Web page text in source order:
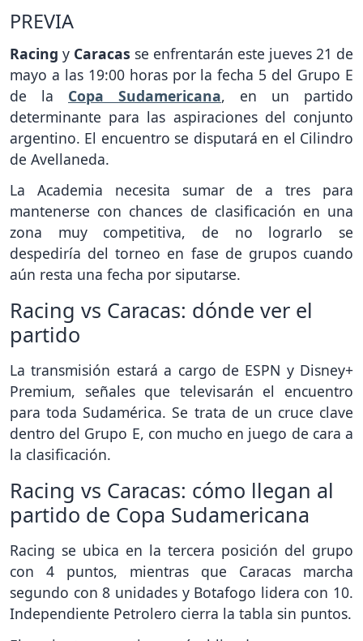
PREVIA
Racing y Caracas se enfrentarán este jueves 21 de
mayo a las 19:00 horas por la fecha 5 del Grupo E
de la Copa Sudamericana, en un partido
determinante para las aspiraciones del conjunto
argentino. El encuentro se disputará en el Cilindro
de Avellaneda.
La Academia necesita sumar de a tres para
mantenerse con chances de clasificación en una
zona muy competitiva, de no lograrlo se
despediría del torneo en fase de grupos cuando
aún resta una fecha por siputarse.
Racing vs Caracas: dónde ver el
partido
La transmisión estará a cargo de ESPN y Disney+
Premium, señales que televisarán el encuentro
para toda Sudamérica. Se trata de un cruce clave
dentro del Grupo E, con mucho en juego de cara a
la clasificación.
Racing vs Caracas: cómo llegan al
partido de Copa Sudamericana
Racing se ubica en la tercera posición del grupo
con 4 puntos, mientras que Caracas marcha
segundo con 8 unidades y Botafogo lidera con 10.
Independiente Petrolero cierra la tabla sin puntos.